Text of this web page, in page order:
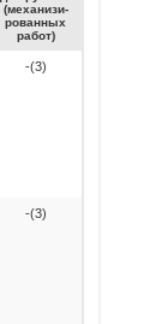
(ме­ха­ни­зи­
ро­ван­ных
ра­бот)
-(3)
-(3)